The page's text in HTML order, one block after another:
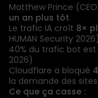
Matthew Prince
un an plus tôt.
Le trafic IA croît 8×
HUMAN Security 2026)
40% du trafic bot est
2026)
Cloudflare a bloqué
la demande des sites
Ce que ça casse :